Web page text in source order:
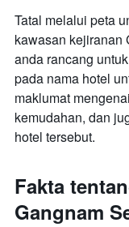
Tatal melalui peta
kawasan kejiranan
anda rancang
pada nama hotel
maklumat
kemudahan, dan
hotel tersebut.
Fakta
Gangnam